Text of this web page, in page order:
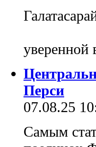
уверенной
Перси
07.08.25
Самым